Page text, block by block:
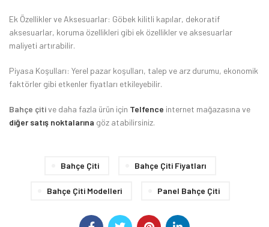
Ek Özellikler ve Aksesuarlar: Göbek kilitli kapılar, dekoratif
aksesuarlar, koruma özellikleri gibi ek özellikler ve aksesuarlar
maliyeti artırabilir.
Piyasa Koşulları: Yerel pazar koşulları, talep ve arz durumu, ekonomik
faktörler gibi etkenler fiyatları etkileyebilir.
Bahçe çitive daha fazla ürün için Telfence internet mağazasına ve
diğer satış noktalarına göz atabilirsiniz.
Bahçe Çiti Bahçe Çiti Fiyatları
Bahçe Çiti Modelleri Panel Bahçe Çiti